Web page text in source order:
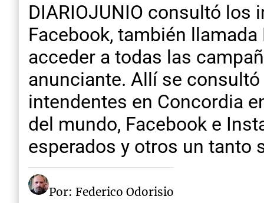
DIARIOJUNIO consultó los
Facebook, también
acceder a todas las
anunciante. Allí se
intendentes en Concordia
del mundo, Facebook e
esperados y otros un tanto
Por: Federico Odorisio